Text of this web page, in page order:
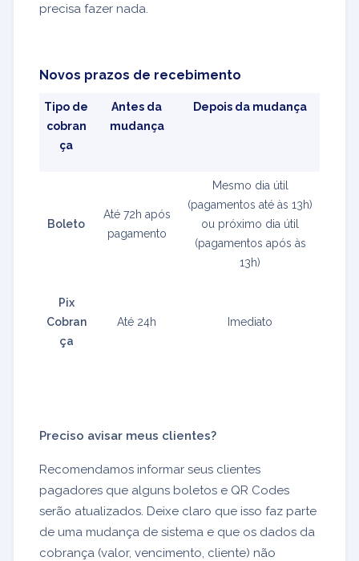
precisa fazer nada.
Novos prazos de recebimento
Tipo de
cobran
ça
Antes da
mudança
Depois da mudança
Boleto
Até 72h após
pagamento
Mesmo dia útil
(pagamentos até às 13h)
ou próximo dia útil
(pagamentos após às
13h)
Pix
Cobran
ça
Até 24h Imediato
Preciso avisar meus clientes?
Recomendamos informar seus clientes
pagadores que alguns boletos e QR Codes
serão atualizados. Deixe claro que isso faz parte
de uma mudança de sistema e que os dados da
cobrança (valor, vencimento, cliente) não